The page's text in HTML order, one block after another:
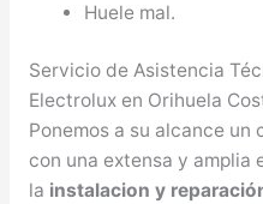
Huele mal.
Servicio de Asistencia
Electrolux en Orihuela
Ponemos a su alcance
con una extensa y amplia
la instalacion y